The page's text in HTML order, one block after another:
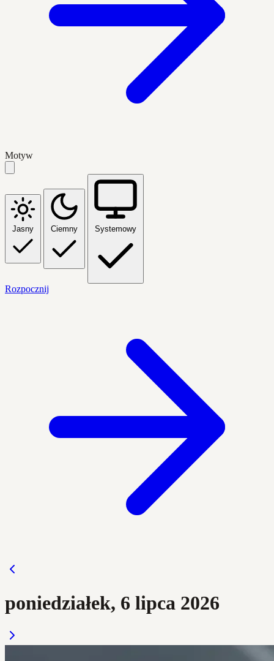
Motyw
Jasny Ciemny Systemowy
Rozpocznij
poniedziałek, 6 lipca 2026